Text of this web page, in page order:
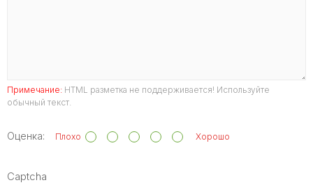
Примечание: HTML разметка не поддерживается! Используйте
обычный текст.
Оценка: Плохо Хорошо
Captcha